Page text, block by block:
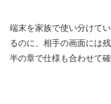
端末を家族で使い分けて
るのに、相手の画面には
半の章で仕様も合わせて